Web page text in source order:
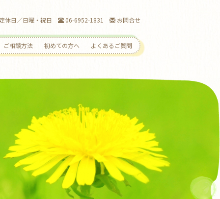
休日／日曜・祝日 06-6952-1831 お問合せ
ご相談方法 初めての方へ よくあるご質問